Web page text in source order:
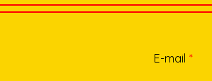
E-mail *